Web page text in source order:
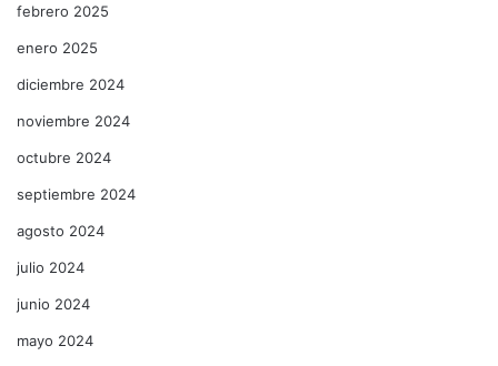
febrero 2025
enero 2025
diciembre 2024
noviembre 2024
octubre 2024
septiembre 2024
agosto 2024
julio 2024
junio 2024
mayo 2024